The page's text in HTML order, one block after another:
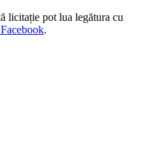
licitație pot lua legătura cu
.